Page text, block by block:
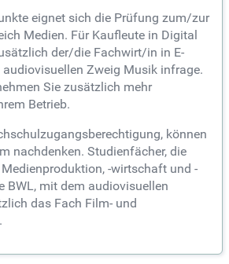
eignet sich die Prüfung zum/zur
Medien. Für Kaufleute in Digital
der/die Fachwirt/in in E-
audiovisuellen Zweig Musik infrage.
Sie zusätzlich mehr
Betrieb.
können
nachdenken. Studienfächer, die
-wirtschaft und -
BWL, mit dem audiovisuellen
das Fach Film- und